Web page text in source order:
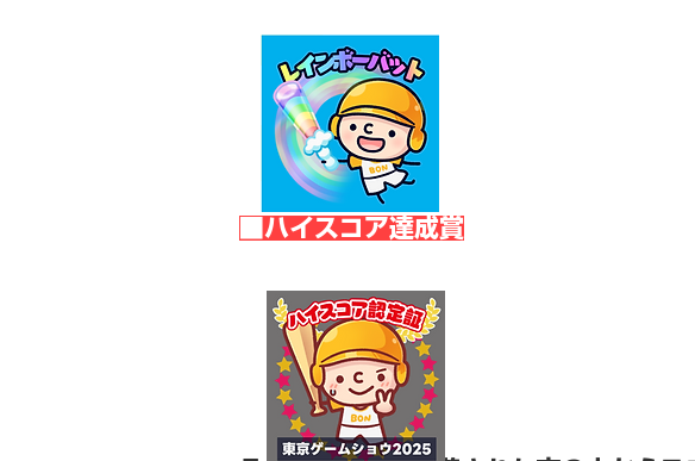
■ハイスコア達成賞